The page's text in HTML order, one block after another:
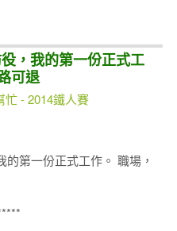
，我的第一份正式工
可退
忙 - 2014鐵人賽
第一份正式工作。 職場，